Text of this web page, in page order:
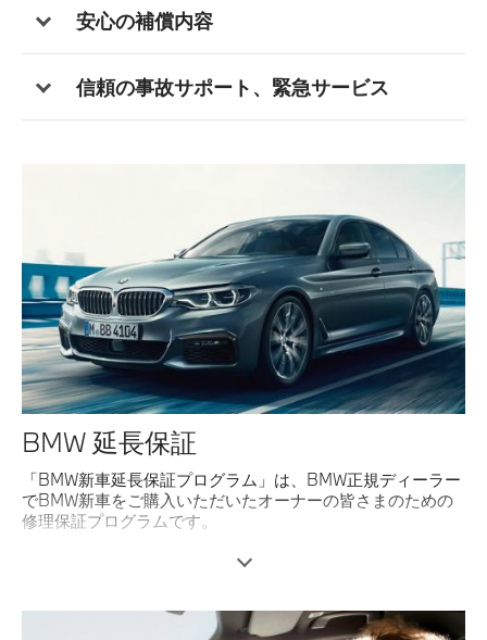
安心の補償内容
信頼の事故サポート、緊急サービス
BMW 延長保証
「BMW新車延長保証プログラム」は、BMW正規ディーラー
でBMW新車をご購入いただいたオーナーの皆さまのための
修理保証プログラムです。
詳しくはこちら